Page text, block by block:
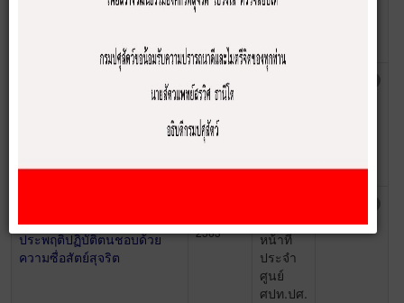
ผู้รับผิดชอบงาน ศปท กรม
ประจำ
ศปท.ปศ.
ด้านการป้องกันการทุจริต
พฤษภาคม
ศปท.ปศ.
ปศุสัตว์เพื่อยกย่องเป็นผู้
ประพฤติปฏิบัติตนชอบด้วย
ความซื่อสัตย์สุจริต
2563
โดย เจ้า
หน้าที่
ประจำ
ศูนย์
ศปท.ปศ.